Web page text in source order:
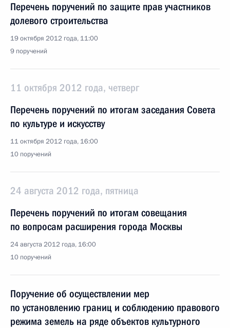
Перечень поручений по защите прав участников
долевого строительства
19 октября 2012 года, 11:00
9 поручений
11 октября 2012 года, четверг
Перечень поручений по итогам заседания Совета
по культуре и искусству
11 октября 2012 года, 16:00
10 поручений
24 августа 2012 года, пятница
Перечень поручений по итогам совещания
по вопросам расширения города Москвы
24 августа 2012 года, 16:00
10 поручений
Поручение об осуществлении мер
по установлению границ и соблюдению правового
режима земель на ряде объектов культурного